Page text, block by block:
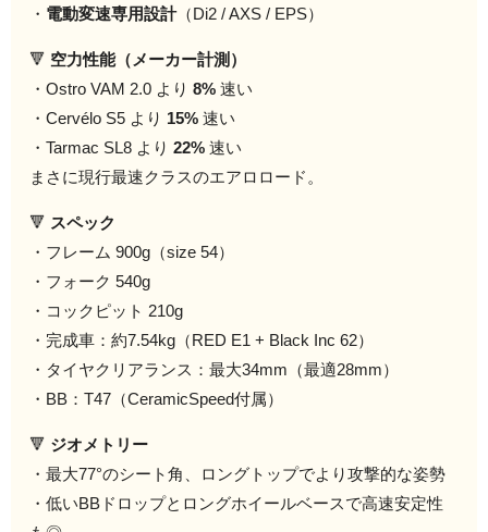
・ 電動変速専用設計（Di2 / AXS / EPS）
🔻 空力性能（メーカー計測）
・Ostro VAM 2.0 より8% 速い
・Cervélo S5 より 15% 速い
・Tarmac SL8 より22% 速い
まさに現行最速クラスのエアロロード。
🔻 スペック
・フレーム 900g（size 54）
・フォーク 540g
・コックピット 210g
・完成車：約7.54kg（RED E1 + Black Inc 62）
・タイヤクリアランス：最大34mm（最適28mm）
・BB：T47（CeramicSpeed付属）
🔻 ジオメトリー
・最大77°のシート角、ロングトップでより攻撃的な姿勢
・低いBBドロップとロングホイールベースで高速安定性